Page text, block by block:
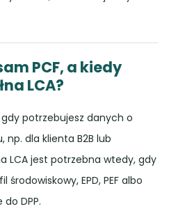
PCF, a kiedy
LCA?
potrzebujesz danych o
dla klienta B2B lub
LCA jest potrzebna wtedy, gdy
EPD, PEF albo
DPP.